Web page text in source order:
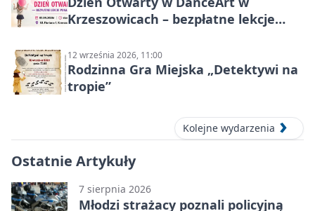
Krzeszowicach – bezpłatne lekcje
12 września 2026, 11:00
Rodzinna Gra Miejska „Detektywi na
tropie”
Kolejne wydarzenia
Ostatnie Artykuły
7 sierpnia 2026
Młodzi strażacy poznali policyjną